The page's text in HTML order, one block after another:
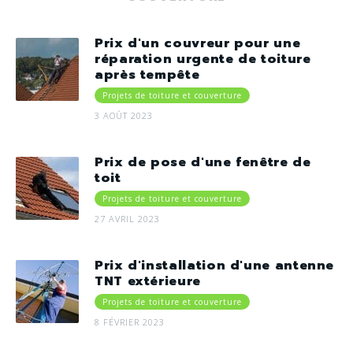
Prix d'un couvreur pour une
réparation urgente de toiture
après tempête
Projets de toiture et couverture
3 AOÛT 2023
Prix de pose d'une fenêtre de
toit
Projets de toiture et couverture
27 AVRIL 2023
Prix d'installation d'une antenne
TNT extérieure
Projets de toiture et couverture
8 FÉVRIER 2023